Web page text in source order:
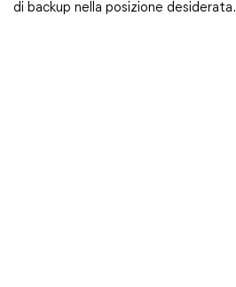
di backup nella posizione desiderata.